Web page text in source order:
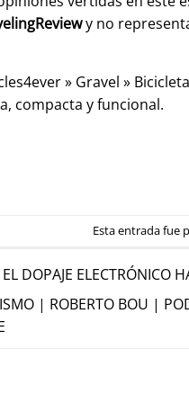
y no
» Gravel »
compacta y funcional.
Esta entrada fue
EL DOPAJE ELECTRÓNICO
| ROBERTO BOU |